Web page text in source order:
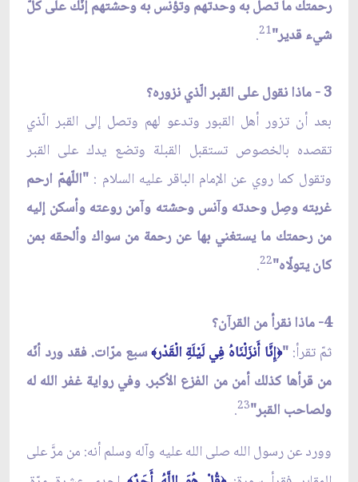
رحمتك ما تصل به وحدتهم وتؤنس به وحشتهم إنّك على كلّ
شيء قدير"21
.
3 - ماذا نقول على القبر الّذي نزوره؟
بعد أن تزور أهل القبور وتدعو لهم وتصل إلى القبر الّذي
تقصده بالخصوص تستقبل القبلة وتضع يدك على القبر
وتقول كما روي عن الإمام الباقر عليه السلام : "اللّهمّ ارحم
غربته وصِل وحدته وآنس وحشته وآمن روعته وأسكن إليه
من رحمتك ما يستغني بها عن رحمة من سواك وألحقه بمن
كان يتولّاه"22
.
4- ماذا نقرأ من القرآن؟
ثمّ تقرأ: "﴿إِنَّا أَنزَلْنَاهُ فِي لَيْلَةِ الْقَدْر﴾ سبع مرّات. فقد ورد أنّه
من قرأها كذلك أمن من الفزع الأكبر. وفي رواية غفر الله له
ولصاحب القبر"23
.
وورد عن رسول الله صلى الله عليه وآله وسلم أنه: من مرَّ على